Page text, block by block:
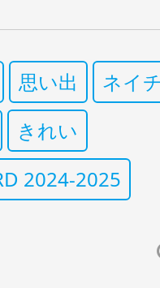
思い出
ネイ
きれい
2024-2025